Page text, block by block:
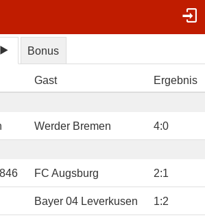
Bonus
Gast Ergebnis
Werder Bremen 4:0
FC Augsburg 2:1
Bayer 04 Leverkusen 1:2